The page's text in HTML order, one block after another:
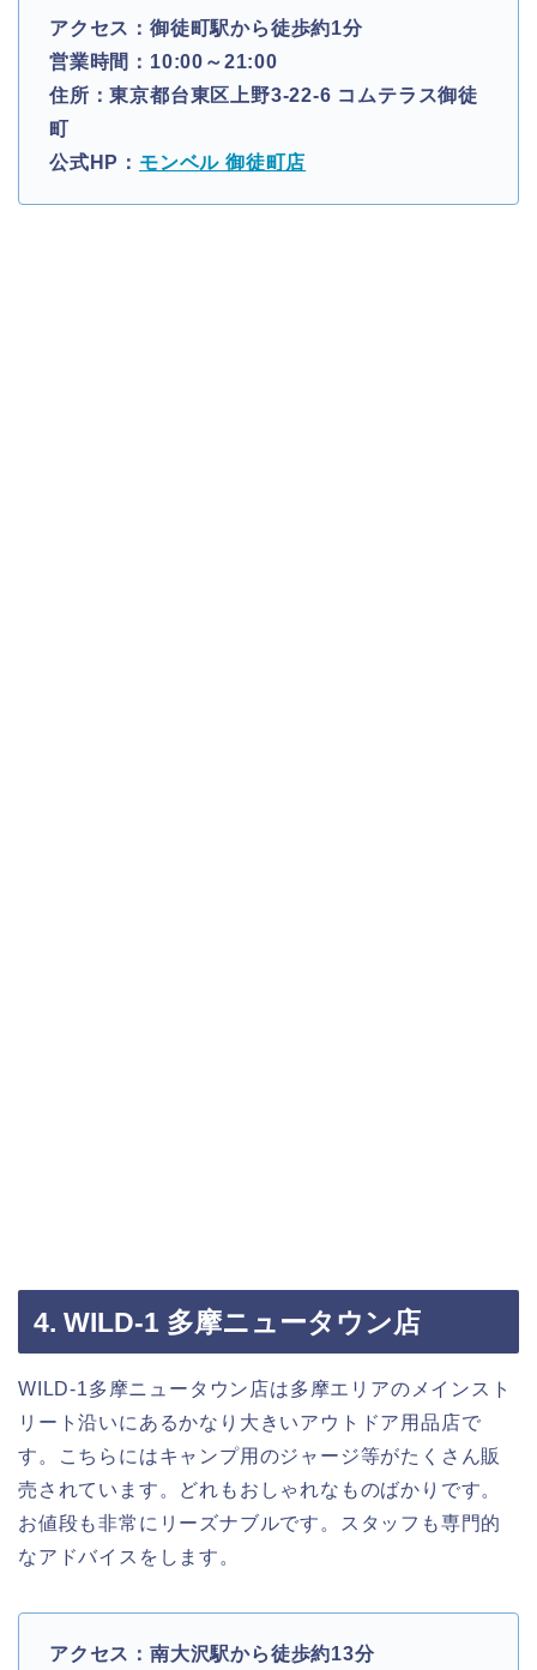
アクセス：御徒町駅から徒歩約1分
営業時間：10:00～21:00
住所：東京都台東区上野3-22-6 コムテラス御徒
町
公式HP： モンベル 御徒町店
4. WILD-1 多摩ニュータウン店
WILD-1多摩ニュータウン店は多摩エリアのメインスト
リート沿いにあるかなり大きいアウトドア用品店で
す。こちらにはキャンプ用のジャージ等がたくさん販
売されています。どれもおしゃれなものばかりです。
お値段も非常にリーズナブルです。スタッフも専門的
なアドバイスをします。
アクセス：南大沢駅から徒歩約13分